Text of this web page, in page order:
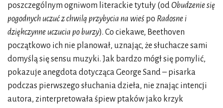
poszczególnym ogniwom literackie tytuły (odObudzenie się
pogodnych uczuć z chwilą przybycia na wieś po Radosne i
dziękczynne uczucia po burzy). Co ciekawe, Beethoven
początkowo ich nie planował, uznając, że słuchacze sami
domyślą się sensu muzyki. Jak bardzo mógł się pomylić,
pokazuje anegdota dotycząca George Sand – pisarka
podczas pierwszego słuchania dzieła, nie znając intencji
autora, zinterpretowała śpiew ptaków jako krzyk